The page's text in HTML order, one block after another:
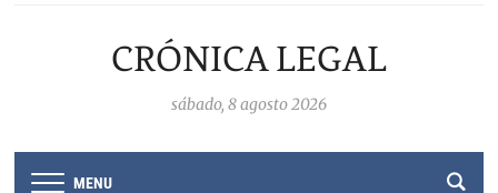
CRÓNICA LEGAL
sábado, 8 agosto 2026
MENU